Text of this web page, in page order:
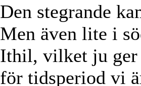
Den stegrande
Men även lite i
Ithil, vilket ju ger
för tidsperiod vi